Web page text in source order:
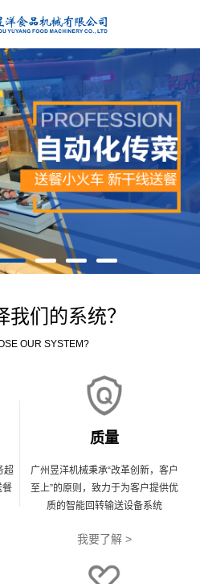
我们的系统？
OUR SYSTEM?
超
餐
质量
广州昱洋机械秉承“改革创新，客户
至上”的原则，致力于为客户提供优
质的智能回转输送设备系统
我要了解 >